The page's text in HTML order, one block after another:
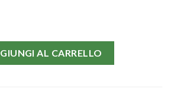
AL CARRELLO